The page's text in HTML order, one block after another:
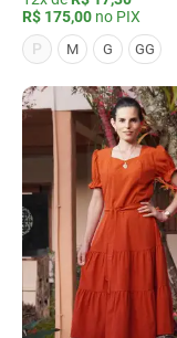
R$ 175,00 no PIX
P
M G GG